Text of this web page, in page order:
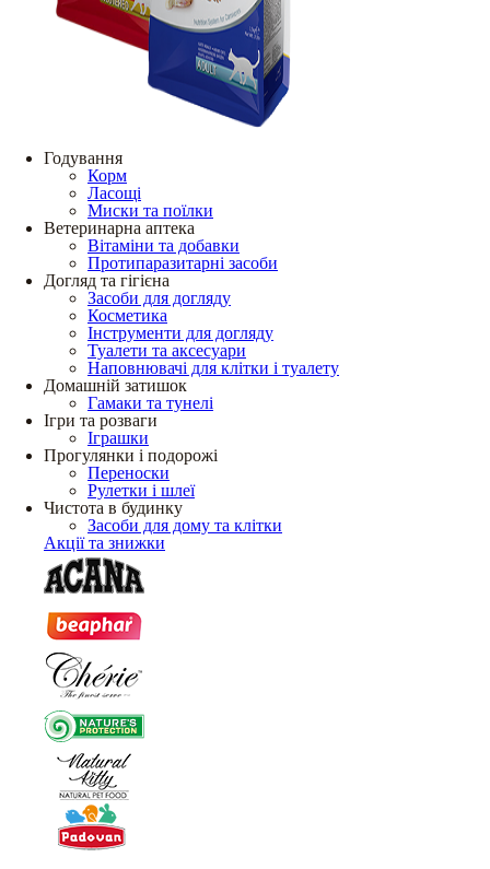
Годування
Корм
Ласощі
Миски та поїлки
Ветеринарна аптека
Вітаміни та добавки
Протипаразитарні засоби
Догляд та гігієна
Засоби для догляду
Косметика
Інструменти для догляду
Туалети та аксесуари
Наповнювачі для клітки і туалету
Домашній затишок
Гамаки та тунелі
Ігри та розваги
Іграшки
Прогулянки і подорожі
Переноски
Рулетки і шлеї
Чистота в будинку
Засоби для дому та клітки
Акції та знижки